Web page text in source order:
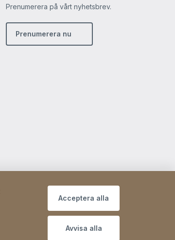
Prenumerera på vårt nyhetsbrev.
Prenumerera nu
Acceptera alla
Avvisa alla